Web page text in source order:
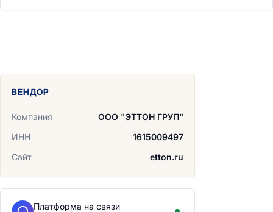
ВЕНДОР
Компания
ООО "ЭТТОН ГРУП"
ИНН
1615009497
Сайт
etton.ru
Платформа на связи